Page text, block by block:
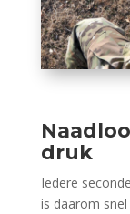
druk
Iedere
is daarom